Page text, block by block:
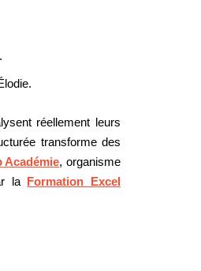
réellement leurs
transforme des
Académie, organisme
la Formation Excel